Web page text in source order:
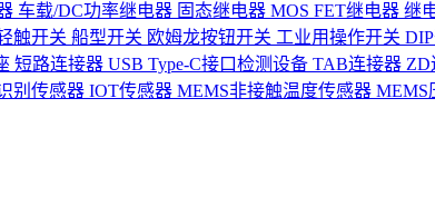
车载/DC功率继电器 固态继电器 MOS FET继电器 继
触开关 船型开关 欧姆龙按钮开关 工业用操作开关
短路连接器 USB Type-C接口检测设备 TAB连接器 ZD
别传感器 IOT传感器 MEMS非接触温度传感器 MEMS